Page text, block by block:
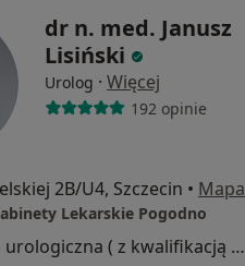
dr n. med. Janusz
Lisiński
Urolog · Więcej
192 opinie
2B/U4, Szczecin • Mapa
Lekarskie Pogodno
Konsultacja urologiczna ( z kwalifikacją do operacji z wykorzystaniem systemu robotowego da Vinci)